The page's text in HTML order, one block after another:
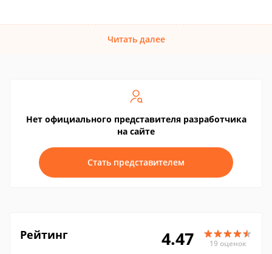
Читать далее
Нет официального представителя разработчика
на сайте
Стать представителем
Рейтинг 4.47 19 оценок